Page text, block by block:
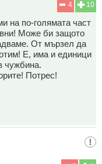
10
4
на по-голямата част
Може би защото
От мързел да
Е, има и единици
чужбина.
Потрес!